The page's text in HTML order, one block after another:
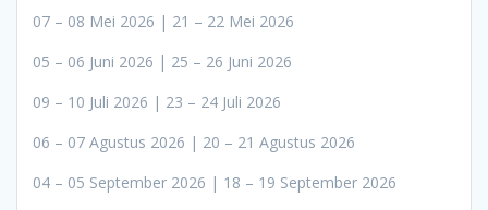
07 – 08 Mei 2026 | 21 – 22 Mei 2026
05 – 06 Juni 2026 | 25 – 26 Juni 2026
09 – 10 Juli 2026 | 23 – 24 Juli 2026
06 – 07 Agustus 2026 | 20 – 21 Agustus 2026
04 – 05 September 2026 | 18 – 19 September 2026